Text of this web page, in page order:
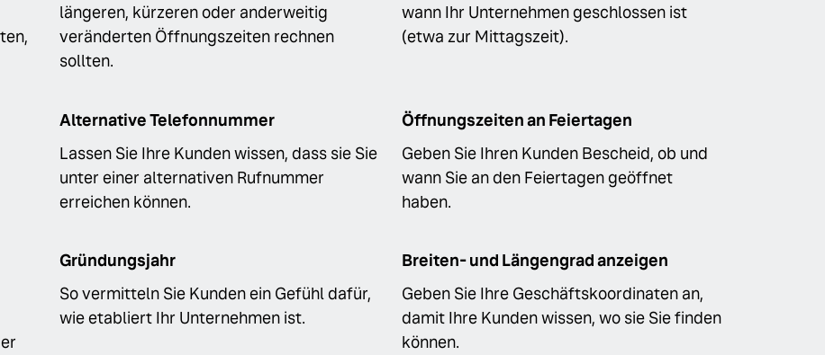
längeren, kürzeren oder anderweitig
veränderten Öffnungszeiten rechnen
sollten.
wann Ihr Unternehmen geschlossen ist
(etwa zur Mittagszeit).
Alternative Telefonnummer
Lassen Sie Ihre Kunden wissen, dass sie Sie
unter einer alternativen Rufnummer
erreichen können.
Öffnungszeiten an Feiertagen
Geben Sie Ihren Kunden Bescheid, ob und
wann Sie an den Feiertagen geöffnet
haben.
Gründungsjahr
So vermitteln Sie Kunden ein Gefühl dafür,
wie etabliert Ihr Unternehmen ist.
Breiten- und Längengrad anzeigen
Geben Sie Ihre Geschäftskoordinaten an,
damit Ihre Kunden wissen, wo sie Sie finden
können.